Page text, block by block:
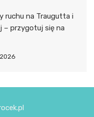
ruchu na Traugutta i
– przygotuj się na